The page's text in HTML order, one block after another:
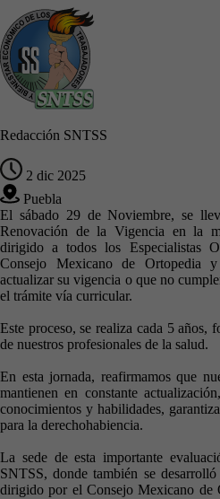
Redacción SNTSS
2 dic 2025
Puebla
El sábado 29 de Noviembre, se
Renovación de la Vigencia en la
dirigido a todos los Especialistas
Consejo Mexicano de Ortopedia
actualizar su vigencia o que no
el trámite vía curricular.
Este proceso, se realiza cada 5 años,
de nuestros profesionales de la salud.
En esta jornada, reafirmamos que
mantienen en constante
conocimientos y habilidades,
para la derechohabiencia.
La sede de esta importante
SNTSS, donde también se
dirigido por el Consejo Mexicano de